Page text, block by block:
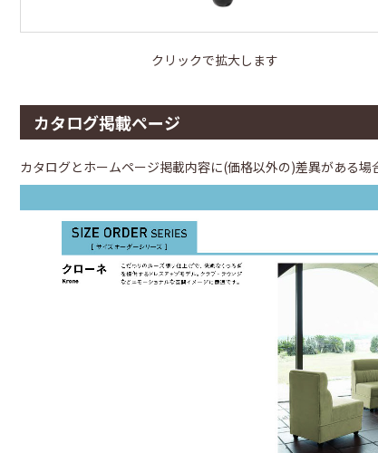
クリックで拡大します
カタログ掲載ページ
カタログとホームページ掲載内容に(価格以外の)差異がある場